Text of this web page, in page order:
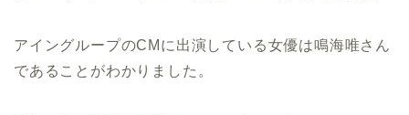
アイングループのCMに出演している女優は鳴海唯さん
であることがわかりました。